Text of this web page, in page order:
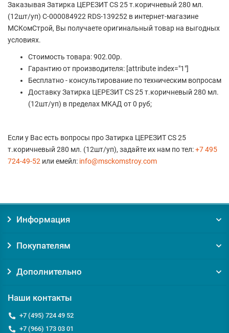
Заказывая Затирка ЦЕРЕЗИТ CS 25 т.коричневый 280 мл.
(12шт/уп) С-000084922 RDS-139252 в интернет-магазине
МСКомСтрой, Вы получаете оригинальный товар на выгодных
условиях.
Стоимость товара: 902.00р.
Гарантию от производителя: [attribute index="1"]
Бесплатно - консультирование по техническим вопросам
Доставку Затирка ЦЕРЕЗИТ CS 25 т.коричневый 280 мл.
(12шт/уп) в пределах МКАД от 0 руб;
Если у Вас есть вопросы про Затирка ЦЕРЕЗИТ CS 25
т.коричневый 280 мл. (12шт/уп), задайте их нам по тел:+7 495
724-49-52 или емейл: info@msckomstroy.com
Информация
Покупателям
Дополнительно
Наши контакты
+7 (495) 724 49 52
+7 (966) 173 03 01